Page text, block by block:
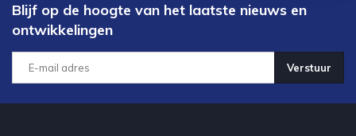
Blijf op de hoogte van het laatste nieuws en
ontwikkelingen
Verstuur